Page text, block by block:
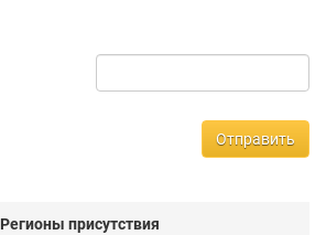
Отправить
Регионы присутствия